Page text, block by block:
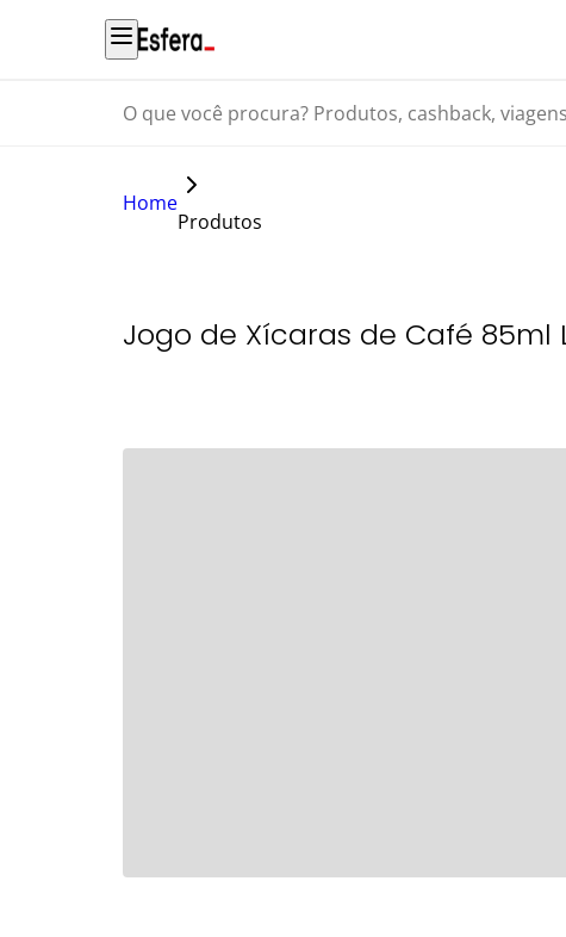
O que você procura? Produtos, cashback, viagens...
Home
Produtos
Jogo de Xícaras de Café 85ml